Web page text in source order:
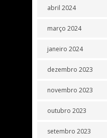
abril 2024
março 2024
janeiro 2024
dezembro 2023
novembro 2023
outubro 2023
setembro 2023